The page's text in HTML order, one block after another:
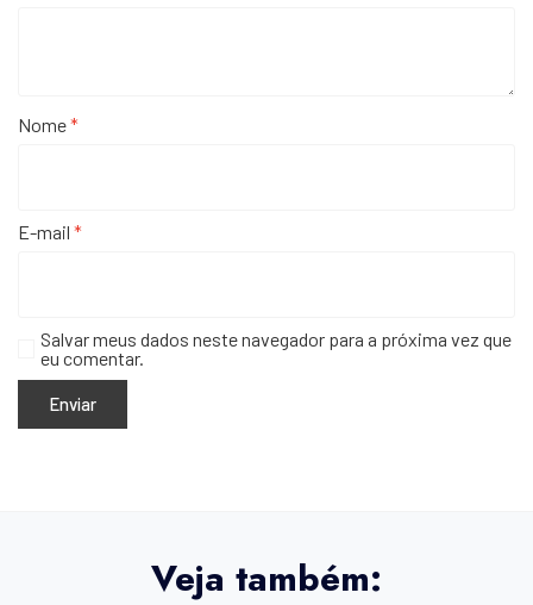
Nome*
E-mail *
Salvar meus dados neste navegador para a próxima vez que
eu comentar.
Veja também: